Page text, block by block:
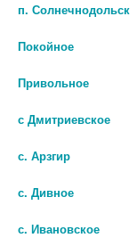
В КОРЗИНУ
п. Солнечнодольск
Покойное
Привольное
с Дмитриевское
с. Арзгир
с. Дивное
с. Ивановское